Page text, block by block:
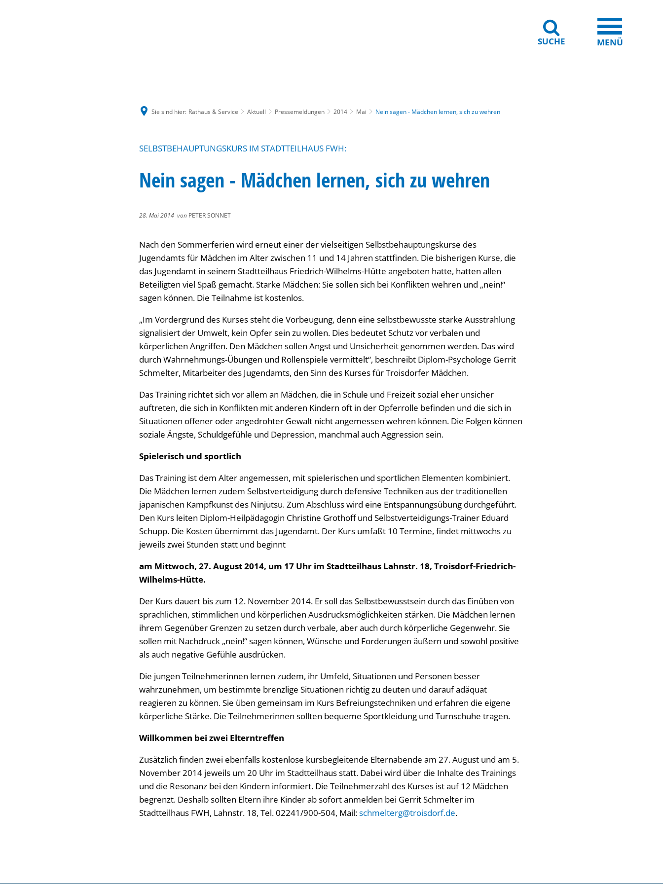
SUCHE MENÜ
Sie sind hier: Rathaus & Service Aktuell Pressemeldungen 2014 Mai Nein sagen - Mädchen lernen, sich zu wehren
SELBSTBEHAUPTUNGSKURS IM STADTTEILHAUS FWH:
Nein sagen - Mädchen lernen, sich zu wehren
28. Mai 2014 von PETER SONNET
Nach den Sommerferien wird erneut einer der vielseitigen Selbstbehauptungskurse des
Jugendamts für Mädchen im Alter zwischen 11 und 14 Jahren stattfinden. Die bisherigen Kurse, die
das Jugendamt in seinem Stadtteilhaus Friedrich-Wilhelms-Hütte angeboten hatte, hatten allen
Beteiligten viel Spaß gemacht. Starke Mädchen: Sie sollen sich bei Konflikten wehren und „nein!“
sagen können. Die Teilnahme ist kostenlos.
„Im Vordergrund des Kurses steht die Vorbeugung, denn eine selbstbewusste starke Ausstrahlung
signalisiert der Umwelt, kein Opfer sein zu wollen. Dies bedeutet Schutz vor verbalen und
körperlichen Angriffen. Den Mädchen sollen Angst und Unsicherheit genommen werden. Das wird
durch Wahrnehmungs-Übungen und Rollenspiele vermittelt“, beschreibt Diplom-Psychologe Gerrit
Schmelter, Mitarbeiter des Jugendamts, den Sinn des Kurses für Troisdorfer Mädchen.
Das Training richtet sich vor allem an Mädchen, die in Schule und Freizeit sozial eher unsicher
auftreten, die sich in Konflikten mit anderen Kindern oft in der Opferrolle befinden und die sich in
Situationen offener oder angedrohter Gewalt nicht angemessen wehren können. Die Folgen können
soziale Ängste, Schuldgefühle und Depression, manchmal auch Aggression sein.
Spielerisch und sportlich
Das Training ist dem Alter angemessen, mit spielerischen und sportlichen Elementen kombiniert.
Die Mädchen lernen zudem Selbstverteidigung durch defensive Techniken aus der traditionellen
japanischen Kampfkunst des Ninjutsu. Zum Abschluss wird eine Entspannungsübung durchgeführt.
Den Kurs leiten Diplom-Heilpädagogin Christine Grothoff und Selbstverteidigungs-Trainer Eduard
Schupp. Die Kosten übernimmt das Jugendamt. Der Kurs umfaßt 10 Termine, findet mittwochs zu
jeweils zwei Stunden statt und beginnt
am Mittwoch, 27. August 2014, um 17 Uhr im Stadtteilhaus Lahnstr. 18, Troisdorf-Friedrich-
Wilhelms-Hütte.
Der Kurs dauert bis zum 12. November 2014. Er soll das Selbstbewusstsein durch das Einüben von
sprachlichen, stimmlichen und körperlichen Ausdrucksmöglichkeiten stärken. Die Mädchen lernen
ihrem Gegenüber Grenzen zu setzen durch verbale, aber auch durch körperliche Gegenwehr. Sie
sollen mit Nachdruck „nein!“ sagen können, Wünsche und Forderungen äußern und sowohl positive
als auch negative Gefühle ausdrücken.
Die jungen Teilnehmerinnen lernen zudem, ihr Umfeld, Situationen und Personen besser
wahrzunehmen, um bestimmte brenzlige Situationen richtig zu deuten und darauf adäquat
reagieren zu können. Sie üben gemeinsam im Kurs Befreiungstechniken und erfahren die eigene
körperliche Stärke. Die Teilnehmerinnen sollten bequeme Sportkleidung und Turnschuhe tragen.
Willkommen bei zwei Elterntreffen
Zusätzlich finden zwei ebenfalls kostenlose kursbegleitende Elternabende am 27. August und am 5.
November 2014 jeweils um 20 Uhr im Stadtteilhaus statt. Dabei wird über die Inhalte des Trainings
und die Resonanz bei den Kindern informiert. Die Teilnehmerzahl des Kurses ist auf 12 Mädchen
begrenzt. Deshalb sollten Eltern ihre Kinder ab sofort anmelden bei Gerrit Schmelter im
Stadtteilhaus FWH, Lahnstr. 18, Tel. 02241/900-504, Mail:schmelterg@troisdorf.de.